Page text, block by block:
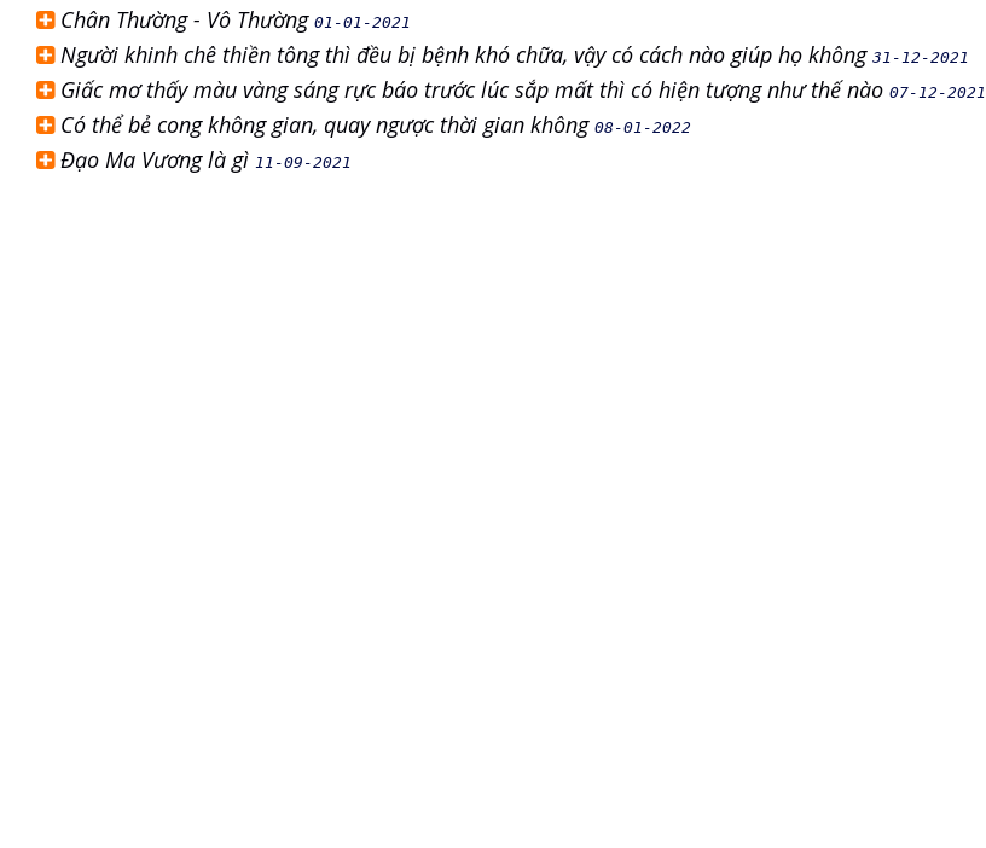
Chân Thường - Vô Thường 01-01-2021
Người khinh chê thiền tông thì đều bị bệnh khó chữa, vậy có cách nào giúp họ không 31-12-2021
Giấc mơ thấy màu vàng sáng rực báo trước lúc sắp mất thì có hiện tượng như thế nào 07-12-2021
Có thể bẻ cong không gian, quay ngược thời gian không 08-01-2022
Đạo Ma Vương là gì 11-09-2021